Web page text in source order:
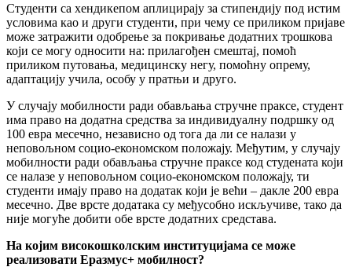
Студенти са хендикепом аплицирају за стипендију под истим
условима као и други студенти, при чему се приликом пријаве
може затражити одобрење за покривање додатних трошкова
који се могу односити на: прилагођен смештај, помоћ
приликом путовања, медицинску негу, помоћну опрему,
адаптацију учила, особу у пратњи и друго.
У случају мобилности ради обављања стручне праксе, студент
има право на додатна средства за индивидуалну подршку од
100 евра месечно, независно од тога да ли се налази у
неповољном социо-економском положају. Међутим, у случају
мобилности ради обављања стручне праксе код студената који
се налазе у неповољном социо-економском положају, ти
студенти имају право на додатак који је већи – дакле 200 евра
месечно. Две врсте додатака су међусобно искључиве, тако да
није могуће добити обе врсте додатних средстава.
На којим високошколским институцијама се може
реализовати Еразмус+ мобилност?